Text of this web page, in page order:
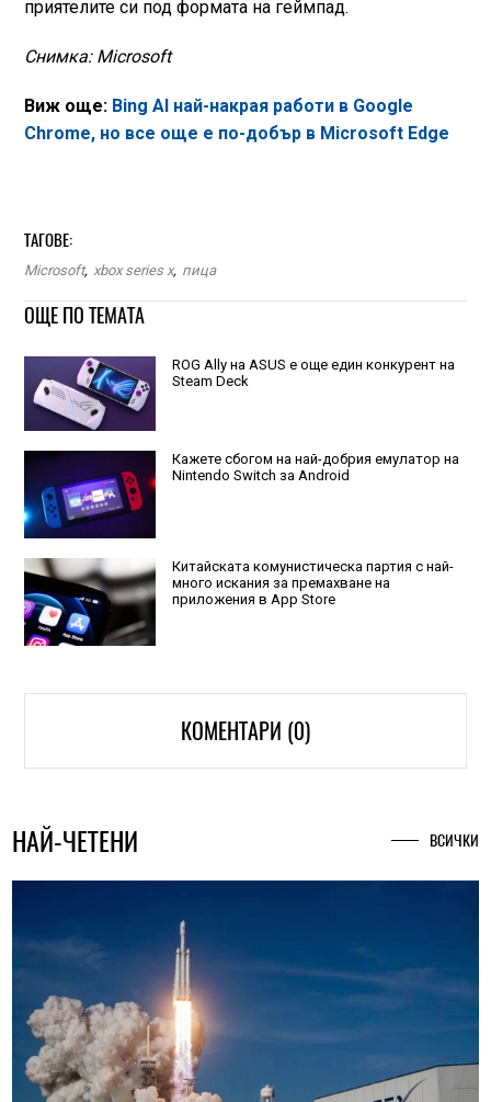
приятелите си под формата на геймпад.
Снимка: Microsoft
Виж още: Bing AI най-накрая работи в Google
Chrome, но все още е по-добър в Microsoft Edge
ТАГОВЕ:
Microsoft, xbox series x, пица
ОЩЕ ПО ТЕМАТА
ROG Ally на ASUS е още един конкурент на
Steam Deck
Кажете сбогом на най-добрия емулатор на
Nintendo Switch за Android
Китайската комунистическа партия с най-
много искания за премахване на
приложения в App Store
КОМЕНТАРИ (0)
НАЙ-ЧЕТЕНИ ВСИЧКИ